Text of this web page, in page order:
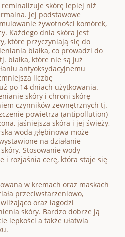
reminalizuje skórę lepiej niż
Jej podstawowe
żywotności komórek,
Każdego dnia skóra jest
które przyczyniają się do
białka, co prowadzi do
białka, które nie są już
antyoksydacyjnemu
liczbę
po 14 dniach użytkowania.
skóry i chroni skórę
czynników zewnętrznych tj.
powietrza (antipollution)
jaśniejsza skóra i jej świeży,
woda głębinowa może
na działanie
Stosowanie wody
i rozjaśnia cerę, która staje się
w kremach oraz maskach
przeciwstarzeniowo,
oraz łagodzi
skóry. Bardzo dobrze ją
lepkości a także ułatwia